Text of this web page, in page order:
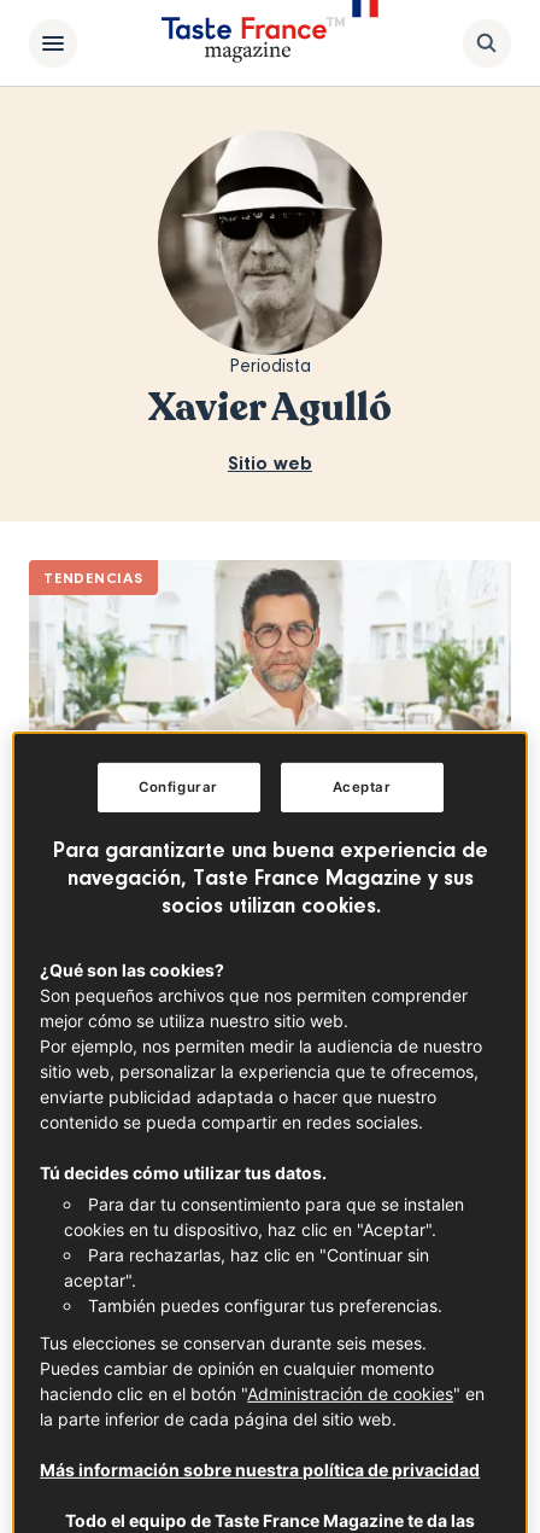
Periodista
Xavier Agulló
Sitio web
TENDENCIAS
Una experiencia gastronómica francesa
Dacosta
TENDENCIAS
Romain Fornell - Caelis Barcelona
Para garantizarte una buena experiencia de
navegación, Taste France Magazine y sus
socios utilizan cookies.
¿Qué son las cookies?
Son pequeños archivos que nos permiten comprender
mejor cómo se utiliza nuestro sitio web.
Por ejemplo, nos permiten medir la audiencia de nuestro
sitio web, personalizar la experiencia que te ofrecemos,
enviarte publicidad adaptada o hacer que nuestro
contenido se pueda compartir en redes sociales.
Tú decides cómo utilizar tus datos.
Para dar tu consentimiento para que se instalen
cookies en tu dispositivo, haz clic en "Aceptar".
Para rechazarlas, haz clic en "Continuar sin
aceptar".
También puedes configurar tus preferencias.
Tus elecciones se conservan durante seis meses.
Puedes cambiar de opinión en cualquier momento
haciendo clic en el botón "Administración de cookies" en
la parte inferior de cada página del sitio web.
Más información sobre nuestra política de privacidad
Todo el equipo de Taste France Magazine te da las
Aceptar
Configurar